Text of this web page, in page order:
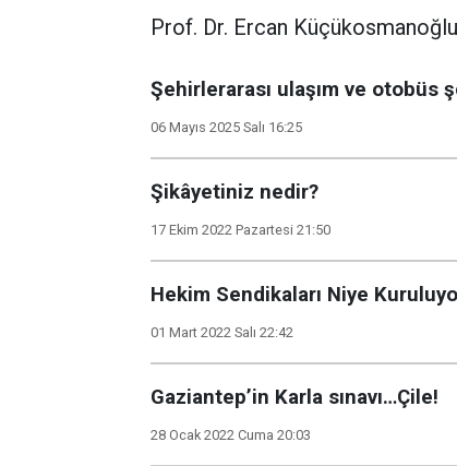
Prof. Dr. Ercan
Şehirlerarası ulaşım ve otobüs
06 Mayıs 2025 Salı 16:25
Şikâyetiniz nedir?
17 Ekim 2022 Pazartesi 21:50
Hekim Sendikaları Niye
01 Mart 2022 Salı 22:42
Gaziantep’in Karla sınavı…Çile!
28 Ocak 2022 Cuma 20:03